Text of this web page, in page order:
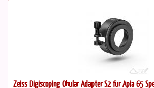
Zeiss Digiscoping Okular Adapter S2 für Apia 65